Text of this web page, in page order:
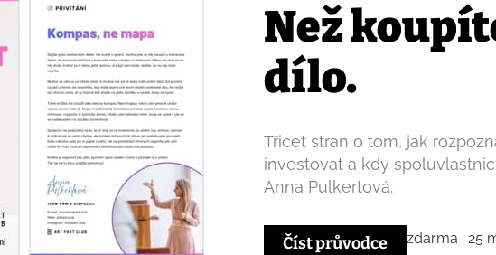
Než
dílo.
Třicet stran o tom, jak
investovat a kdy
Anna Pulkertová.
Číst průvodce zdarma · 25